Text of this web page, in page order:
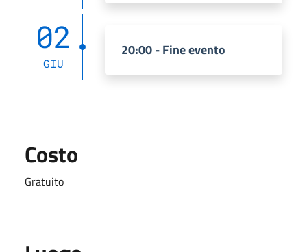
02
GIU
20:00 - Fine evento
Costo
Gratuito